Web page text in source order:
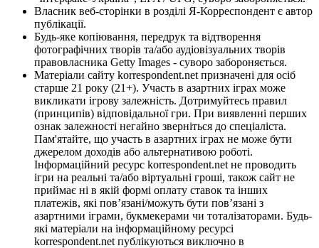
Власник веб-сторінки в розділі Я-Корреспондент є автор
публікації.
Будь-яке копіювання, передрук та відтворення
фотографічних творів та/або аудіовізуальних творів
правовласника Getty Images - суворо забороняється.
Матеріали сайту korrespondent.net призначені для осіб
старше 21 року (21+). Участь в азартних іграх може
викликати ігрову залежність. Дотримуйтесь правил
(принципів) відповідальної гри. При виявленні перших
ознак залежності негайно зверніться до спеціаліста.
Пам'ятайте, що участь в азартних іграх не може бути
джерелом доходів або альтернативою роботі.
Інформаційний ресурс korrespondent.net не проводить
ігри на реальні та/або віртуальні гроші, також сайт не
приймає ні в якій формі оплату ставок та інших
платежів, які пов’язані/можуть бути пов’язані з
азартними іграми, букмекерами чи тоталізаторами. Будь-
які матеріали на інформаційному ресурсі
korrespondent.net публікуються виключно в